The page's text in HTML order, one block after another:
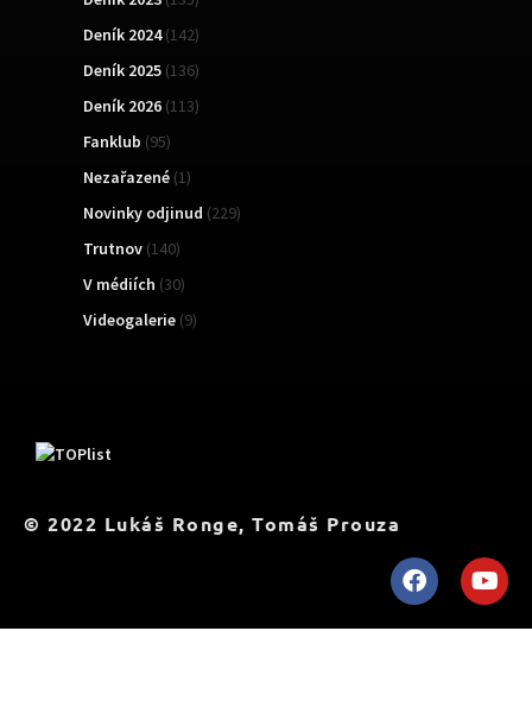
Deník 2024(142)
Deník 2025 (136)
Deník 2026 (113)
Fanklub (95)
Nezařazené (1)
Novinky odjinud (229)
Trutnov (140)
V médiích (30)
Videogalerie (9)
© 2022 Lukáš Ronge, Tomáš Prouza